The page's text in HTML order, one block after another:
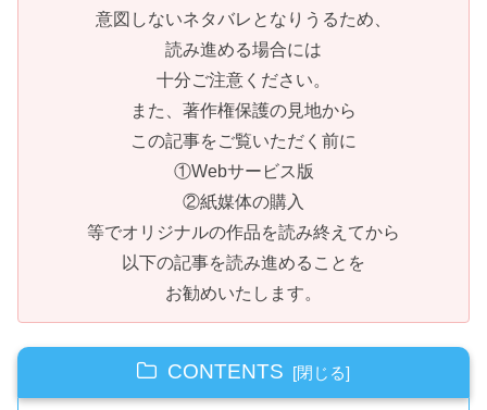
意図しないネタバレとなりうるため、
読み進める場合には
十分ご注意ください。
また、著作権保護の見地から
この記事をご覧いただく前に
①Webサービス版
②紙媒体の購入
等でオリジナルの作品を読み終えてから
以下の記事を読み進めることを
お勧めいたします。
CONTENTS